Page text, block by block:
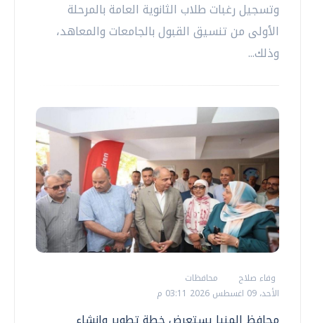
وتسجيل رغبات طلاب الثانوية العامة بالمرحلة
الأولى من تنسيق القبول بالجامعات والمعاهد،
وذلك...
وفاء صلاح
محافظات
الأحد، 09 اغسطس 2026 03:11 م